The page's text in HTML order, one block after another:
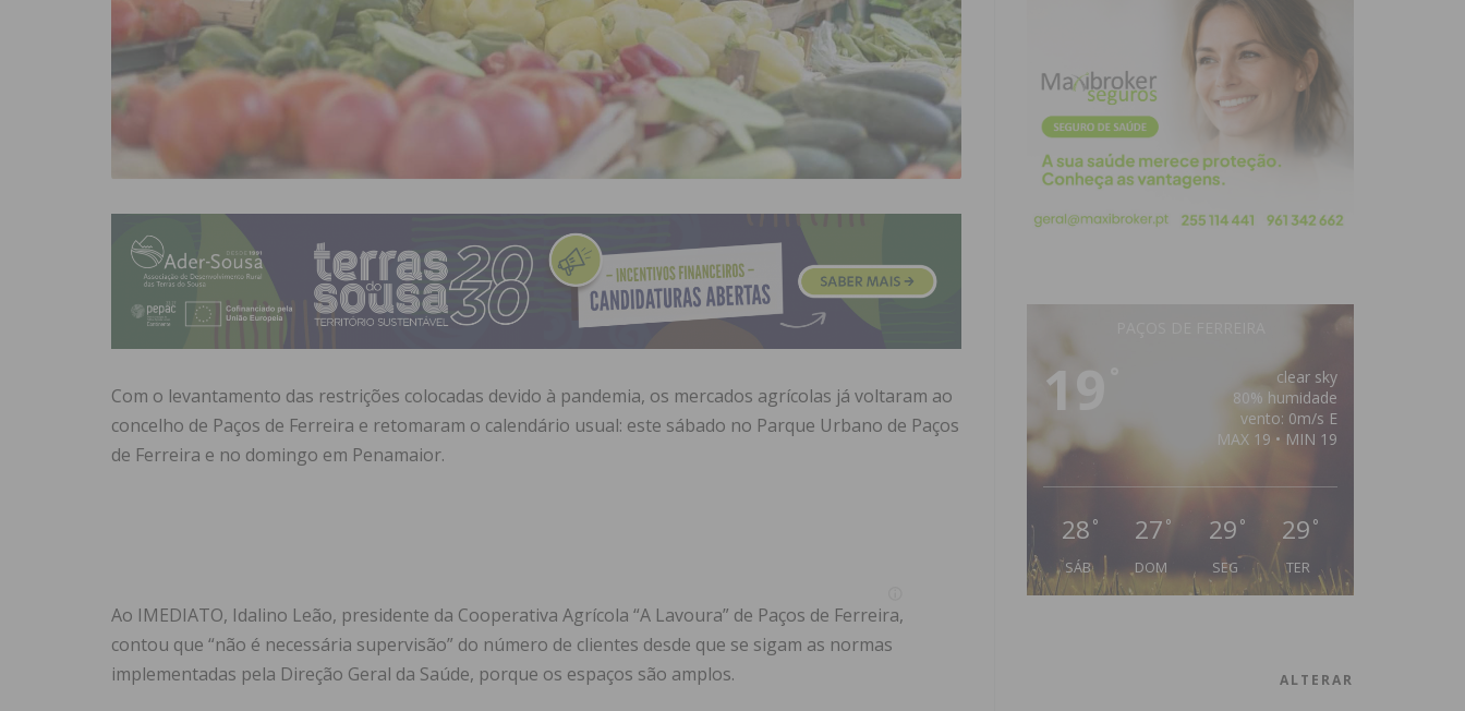
Com o levantamento das restrições colocadas devido à pandemia, os mercados agrícolas já voltaram ao
concelho de Paços de Ferreira e retomaram o calendário usual: este sábado no Parque Urbano de Paços
de Ferreira e no domingo em Penamaior.
Ao IMEDIATO, Idalino Leão, presidente da Cooperativa Agrícola “A Lavoura” de Paços de Ferreira,
contou que “não é necessária supervisão” do número de clientes desde que se sigam as normas
implementadas pela Direção Geral da Saúde, porque os espaços são amplos.
19
clear sky
80% humidade
vento: 0m/s E
MAX 19 • MIN 19
28 °
SÁB
27 °
DOM
29 °
SEG
29 °
TER
ALTERAR